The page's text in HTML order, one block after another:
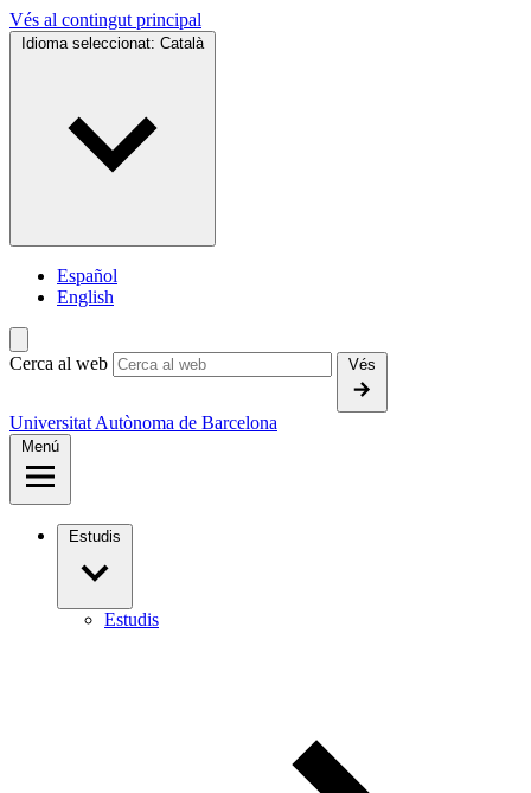
Vés al contingut principal
Idioma seleccionat: Català
Español
English
Cerca al web Vés
Universitat Autònoma de Barcelona
Menú
Estudis
Estudis